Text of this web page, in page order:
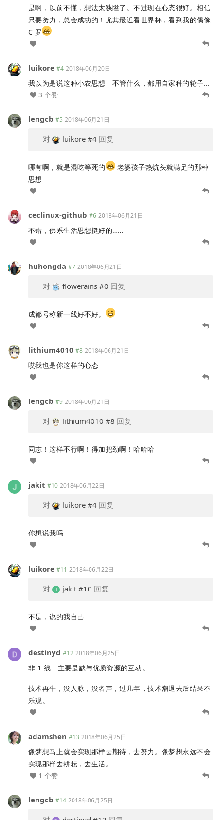
是啊，以前不懂，想法太狭隘了。不过现在心态很好。相信
只要努力，总会成功的！尤其最近看世界杯，看到我的偶像
C 罗
luikore #4 2018年06月20日
我以为是说这种小农思想：不管什么，都用自家种的轮子...
3 个赞
lengcb #5 2018年06月21日
对 luikore #4 回复
哪有啊，就是混吃等死的
老婆孩子热炕头就满足的那种
思想
ceclinux-github #6 2018年06月21日
不错，佛系生活思想挺好的……
huhongda #7 2018年06月21日
对 flowerains #0 回复
成都号称新一线好不好。
lithium4010 #8 2018年06月21日
哎我也是你这样的心态
lengcb #9 2018年06月21日
对 lithium4010 #8 回复
同志！这样不行啊！得加把劲啊！哈哈哈
jakit #10 2018年06月22日
对 luikore #4 回复
你想说我吗
luikore #11 2018年06月22日
对 jakit #10 回复
不是，说的我自己
destinyd #12 2018年06月25日
非 1 线，主要是缺与优质资源的互动。
技术再牛，没人脉，没名声，过几年，技术潮退去后结果不
乐观。
adamshen #13 2018年06月25日
像梦想马上就会实现那样去期待，去努力。像梦想永远不会
实现那样去耕耘，去生活。
1 个赞
lengcb #14 2018年06月25日